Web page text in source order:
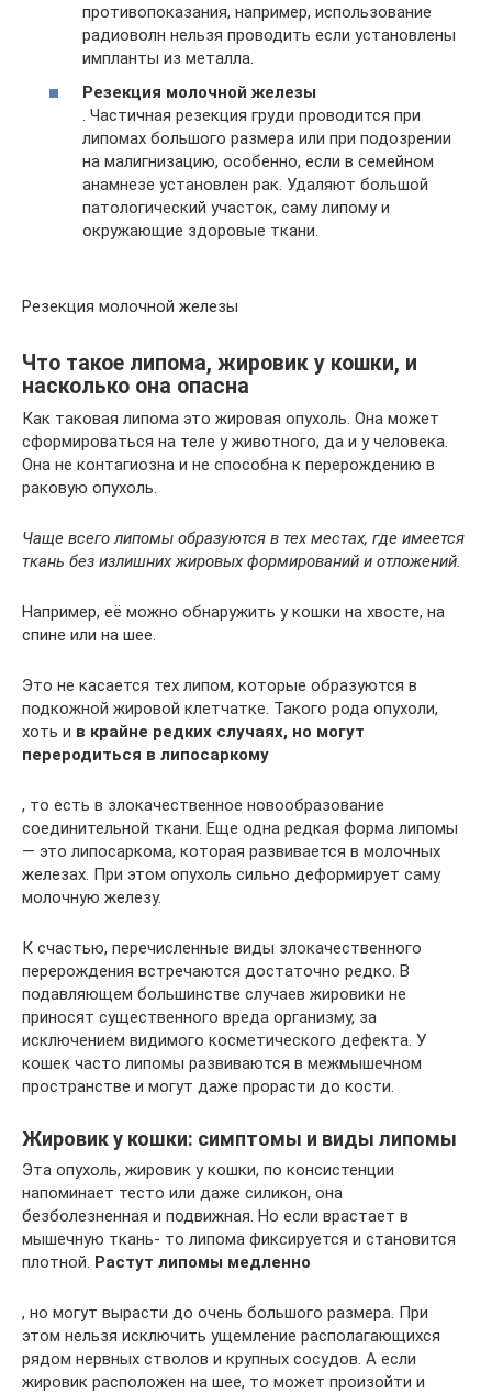
противопоказания, например, использование
радиоволн нельзя проводить если установлены
импланты из металла.
Резекция молочной железы
. Частичная резекция груди проводится при
липомах большого размера или при подозрении
на малигнизацию, особенно, если в семейном
анамнезе установлен рак. Удаляют большой
патологический участок, саму липому и
окружающие здоровые ткани.
Резекция молочной железы
Что такое липома, жировик у кошки, и
насколько она опасна
Как таковая липома это жировая опухоль. Она может
сформироваться на теле у животного, да и у человека.
Она не контагиозна и не способна к перерождению в
раковую опухоль.
Чаще всего липомы образуются в тех местах, где имеется
ткань без излишних жировых формирований и отложений.
Например, её можно обнаружить у кошки на хвосте, на
спине или на шее.
Это не касается тех липом, которые образуются в
подкожной жировой клетчатке. Такого рода опухоли,
хоть и в крайне редких случаях, но могут
переродиться в липосаркому
, то есть в злокачественное новообразование
соединительной ткани. Еще одна редкая форма липомы
— это липосаркома, которая развивается в молочных
железах. При этом опухоль сильно деформирует саму
молочную железу.
К счастью, перечисленные виды злокачественного
перерождения встречаются достаточно редко. В
подавляющем большинстве случаев жировики не
приносят существенного вреда организму, за
исключением видимого косметического дефекта. У
кошек часто липомы развиваются в межмышечном
пространстве и могут даже прорасти до кости.
Жировик у кошки: симптомы и виды липомы
Эта опухоль, жировик у кошки, по консистенции
напоминает тесто или даже силикон, она
безболезненная и подвижная. Но если врастает в
мышечную ткань- то липома фиксируется и становится
плотной. Растут липомы медленно
, но могут вырасти до очень большого размера. При
этом нельзя исключить ущемление располагающихся
рядом нервных стволов и крупных сосудов. А если
жировик расположен на шее, то может произойти и